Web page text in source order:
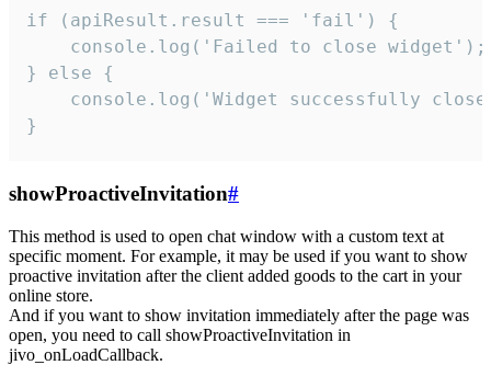
if (apiResult.result === 'fail') {
    console.log('Failed to close widget');
} else {
console.log('Widget successfully
}
showProactiveInvitation#
This method is used to open chat window with a custom text at
specific moment. For example, it may be used if you want to show
proactive invitation after the client added goods to the cart in your
online store.
And if you want to show invitation immediately after the page was
open, you need to call showProactiveInvitation in
jivo_onLoadCallback.